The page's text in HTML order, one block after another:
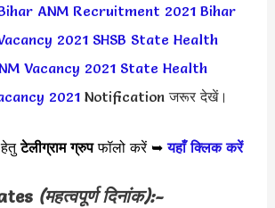
ANM Recruitment 2021 Bihar
2021 SHSB State Health
Vacancy 2021 State Health
2021Notification जरूर देखें।
टेलीग्राम ग्रुपफॉलो करें ➥यहाँ क्लिक करें
(महत्वपूर्ण दिनांक):-